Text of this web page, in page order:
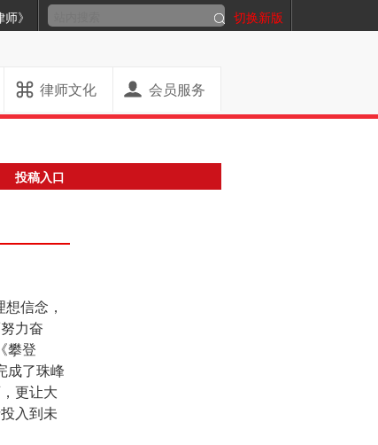
》 切换新版
律师文化 会员服务
投稿入口
信念，
力奋
攀登
成了珠峰
更让大
入到未